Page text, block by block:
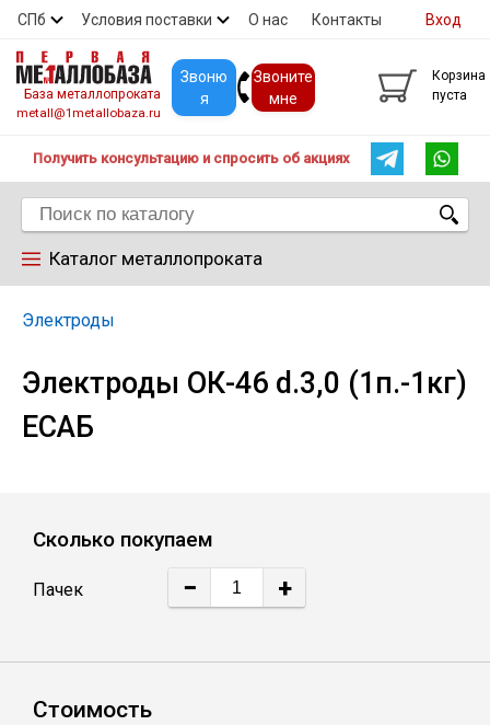
СПб Условия поставки О нас Контакты
Скидки Прайс Покупателям
Вход
База металлопроката
metall@1metallobaza.ru
Звоню
я
Звоните
мне
Корзина
пуста
Получить консультацию и спросить об акциях
Каталог металлопроката
Труба профильная
Швеллер
Электроды
Электроды ОК-46 d.3,0 (1п.-1кг)
EСАБ
Сколько покупаем
Пачек − +
Стоимость